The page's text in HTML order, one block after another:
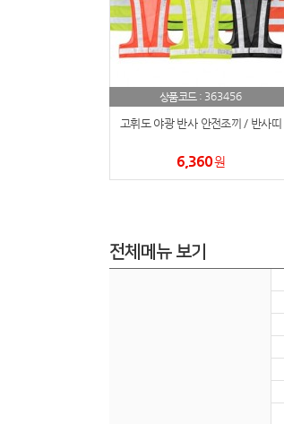
상품코드 : 363456
고휘도 야광 반사 안전조끼 / 반사띠
6,360원
전체메뉴 보기